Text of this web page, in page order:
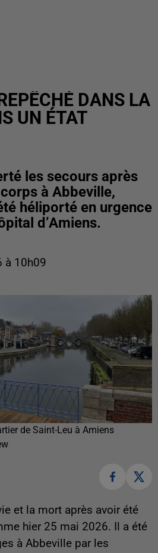
DANS LA
UN ÉTAT
les secours après
à Abbeville,
héliporté en urgence
d’Amiens.
à 10h09
de Saint-Leu à Amiens
et la mort après avoir été
hier 25 mai 2026. Il a été
à Abbeville par les